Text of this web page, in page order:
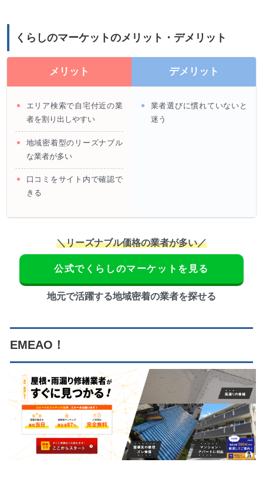
くらしのマーケットのメリット・デメリット
メリット
エリア検索で自宅付近の業
者を割り出しやすい
地域密着型のリーズナブル
な業者が多い
口コミをサイト内で確認で
きる
デメリット
業者選びに慣れていないと
迷う
＼リーズナブル価格の業者が多い／
公式でくらしのマーケットを見る
地元で活躍する地域密着の業者を探せる
EMEAO！